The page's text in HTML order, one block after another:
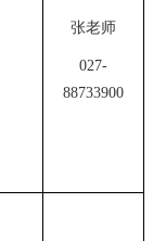
张老师
027-
88733900